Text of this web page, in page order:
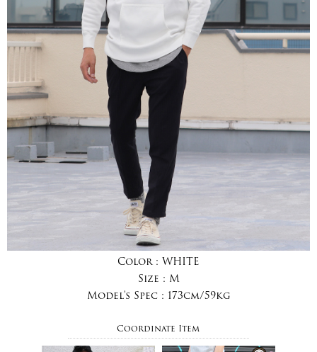
Color : WHITE
Size : M
Model's Spec : 173cm/59kg
Coordinate Item